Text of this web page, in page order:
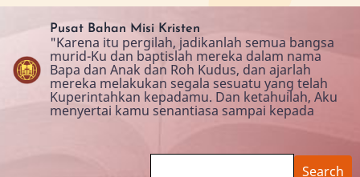
Skip
content
Pusat Bahan Misi Kristen
"Karena itu pergilah, jadikanlah semua bangsa
murid-Ku dan baptislah mereka dalam nama
Bapa dan Anak dan Roh Kudus, dan ajarlah
mereka melakukan segala sesuatu yang telah
Kuperintahkan kepadamu. Dan ketahuilah, Aku
menyertai kamu senantiasa sampai kepada